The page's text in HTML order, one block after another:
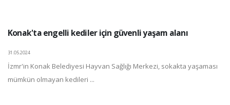
Konak'ta engelli kediler için güvenli yaşam alanı
31.05.2024
İzmr'in Konak Belediyesi Hayvan Sağlığı Merkezi, sokakta yaşaması
mümkün olmayan kedileri ...